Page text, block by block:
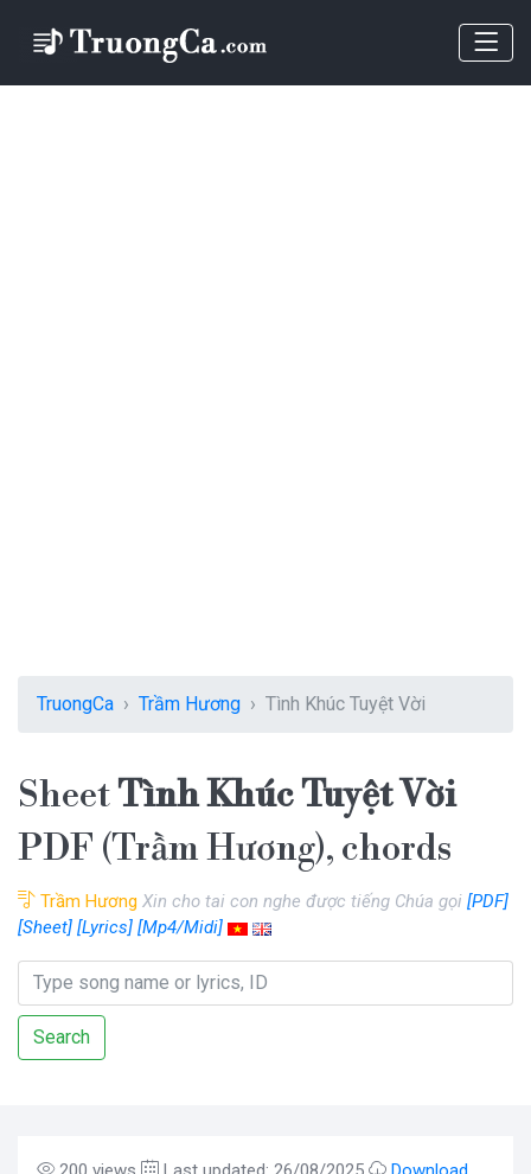
TruongCa Trầm Hương Tình Khúc Tuyệt Vời
SheetTình Khúc Tuyệt Vời
PDF (Trầm Hương), chords
Trầm Hương Xin cho tai con nghe được tiếng Chúa gọi [PDF]
[Sheet] [Lyrics] [Mp4/Midi]
Search